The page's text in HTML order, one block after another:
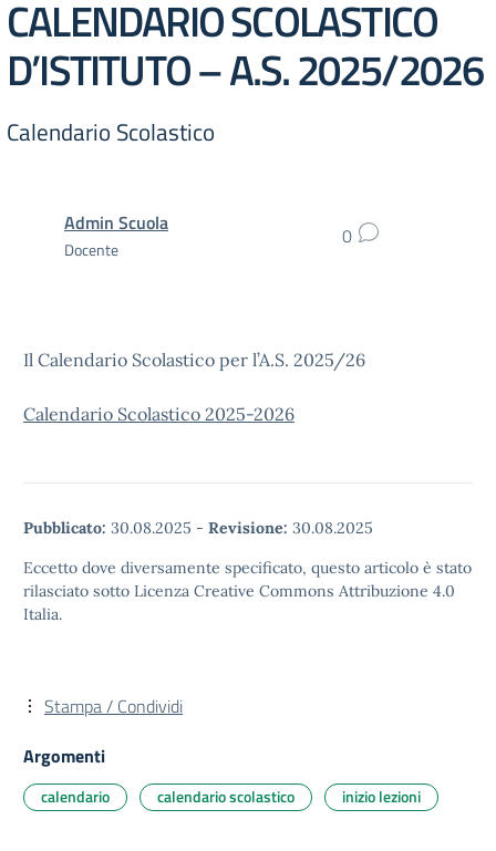
CALENDARIO SCOLASTICO
D’ISTITUTO – A.S. 2025/2026
Calendario Scolastico
Admin Scuola
Docente 0
Il Calendario Scolastico per l’A.S. 2025/26
Calendario Scolastico 2025-2026
Pubblicato: 30.08.2025 - Revisione: 30.08.2025
Eccetto dove diversamente specificato, questo articolo è stato
rilasciato sotto Licenza Creative Commons Attribuzione 4.0
Italia.
Stampa / Condividi
Argomenti
calendario calendario scolastico inizio lezioni